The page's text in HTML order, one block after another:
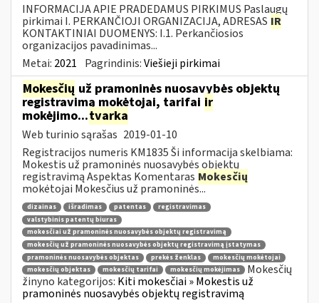
INFORMACIJA APIE PRADEDAMUS PIRKIMUS Paslaugų
pirkimai I. PERKANČIOJI ORGANIZACIJA, ADRESAS IR
KONTAKTINIAI DUOMENYS: I.1. Perkančiosios
organizacijos pavadinimas...
Metai: 2021 Pagrindinis:Viešieji pirkimai
Mokesčių už pramoninės nuosavybės objektų
registravimą mokėtojai, tarifai ir
mokėjimo...tvarka
Web turinio sąrašas 2019-01-10
Registracijos numeris KM1835 Ši informacija skelbiama:
Mokestis už pramoninės nuosavybės objektų
registravimą Aspektas Komentaras Mokesčių
mokėtojai Mokesčius už pramoninės...
dizainas išradimas patentas
registravimas
valstybinis patentų biuras
mokesčiai už pramoninės nuosavybės objektų registravimą
mokesčių už pramoninės nuosavybės objektų registravimą įstatymas
pramoninės nuosavybės objektas
prekės ženklas
mokesčių mokėtojai
mokesčių objektas
mokesčių tarifai mokesčių mokėjimas
Mokesčių
žinyno kategorijos: Kiti mokesčiai » Mokestis už
pramoninės nuosavybės objektų registravimą